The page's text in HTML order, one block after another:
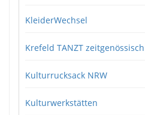
KleiderWechsel
Krefeld TANZT zeitgenössisch
Kulturrucksack NRW
Kulturwerkstätten